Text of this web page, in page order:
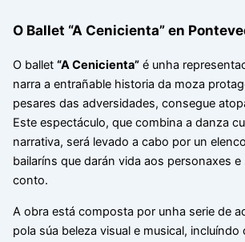
O Ballet “A Cenicienta” en
O ballet “A Cenicienta”é unha
narra a entrañable historia da moza
pesares das adversidades, consegue
Este espectáculo, que combina a danza
narrativa, será levado a cabo por un
bailaríns que darán vida aos personaxes
conto.
A obra está composta por unha serie de
pola súa beleza visual e musical, incluíndo